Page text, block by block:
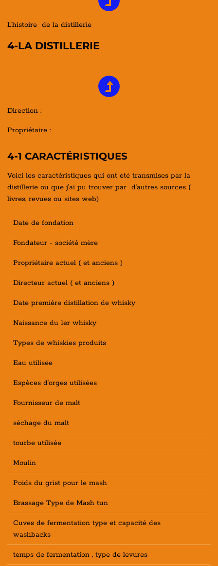
L’histoire de la distillerie
4-LA DISTILLERIE
Direction :
Propriétaire :
4-1 CARACTÉRISTIQUES
Voici les caractéristiques qui ont été transmises par la
distillerie ou que j'ai pu trouver par d'autres sources (
livres, revues ou sites web)
Date de fondation
Fondateur - société mère
Propriétaire actuel ( et anciens )
Directeur actuel ( et anciens )
Date première distillation de whisky
Naissance du 1er whisky
Types de whiskies produits
Eau utilisée
Espèces d'orges utilisées
Fournisseur de malt
séchage du malt
tourbe utilisée
Moulin
Poids du grist pour le mash
Brassage Type de Mash tun
Cuves de fermentation type et capacité des
washbacks
temps de fermentation , type de levures